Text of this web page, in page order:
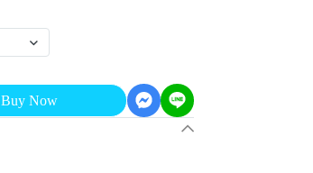
Buy Now